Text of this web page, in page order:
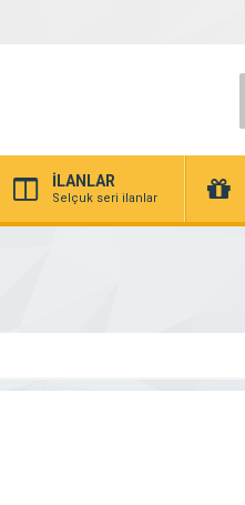
İLANLAR
Selçuk seri ilanlar